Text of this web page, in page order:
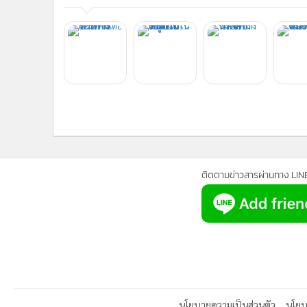
ติดตามข่าวสารผ่านทาง
นโยบายความเป็นส่วนตัว นโย